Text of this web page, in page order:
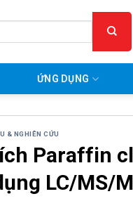
ỨNG DỤNG
& NGHIÊN CỨU
Paraffin
LC/MS/